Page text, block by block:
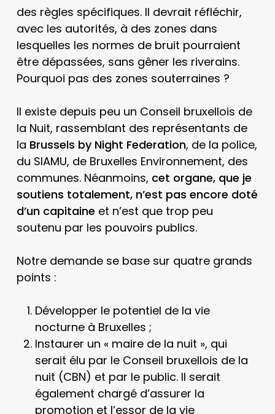
des règles spécifiques. Il devrait réfléchir,
avec les autorités, à des zones dans
lesquelles les normes de bruit pourraient
être dépassées, sans gêner les riverains.
Pourquoi pas des zones souterraines ?
Il existe depuis peu un Conseil bruxellois de
la Nuit, rassemblant des représentants de
la Brussels by Night Federation, de la police,
du SIAMU, de Bruxelles Environnement, des
communes. Néanmoins, cet organe, que je
soutiens totalement, n’est pas encore doté
d’un capitaine et n’est que trop peu
soutenu par les pouvoirs publics.
Notre demande se base sur quatre grands
points :
Développer le potentiel de la vie
nocturne à Bruxelles ;
Instaurer un « maire de la nuit », qui
serait élu par le Conseil bruxellois de la
nuit (CBN) et par le public. Il serait
également chargé d’assurer la
promotion et l’essor de la vie